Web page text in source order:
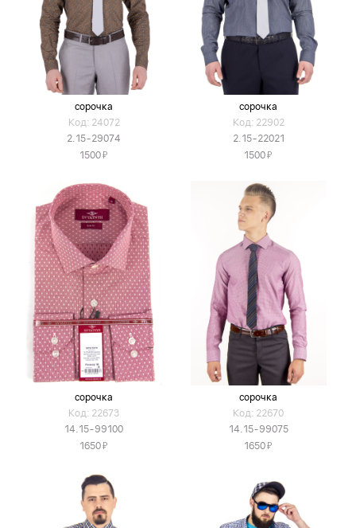
сорочка
Код: 24072
2.15-29074
1500Я
сорочка
Код: 22902
2.15-22021
1500Я
сорочка
Код: 22673
14.15-99100
1650Я
сорочка
Код: 22670
14.15-99075
1650Я